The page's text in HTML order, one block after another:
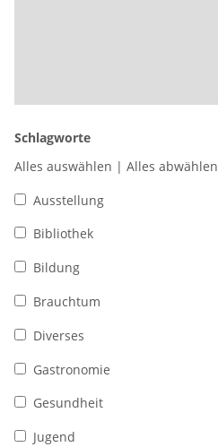
Schlagworte
Alles auswählen | Alles abwählen
Ausstellung
Bibliothek
Bildung
Brauchtum
Diverses
Gastronomie
Gesundheit
Jugend